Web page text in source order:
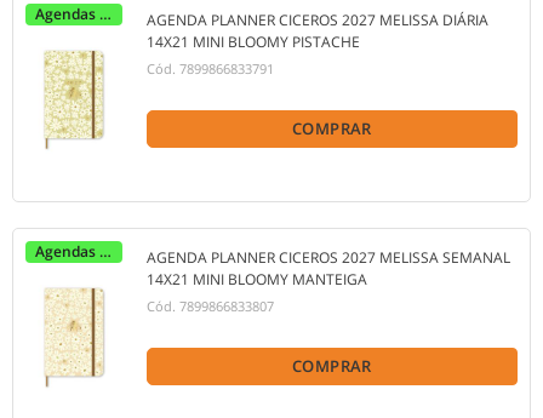
Agendas 2027
AGENDA PLANNER CICEROS 2027 MELISSA DIÁRIA
14X21 MINI BLOOMY PISTACHE
Cód. 7899866833791
COMPRAR
Agendas 2027
AGENDA PLANNER CICEROS 2027 MELISSA SEMANAL
14X21 MINI BLOOMY MANTEIGA
Cód. 7899866833807
COMPRAR